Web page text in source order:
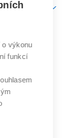
výkonu
funkcí